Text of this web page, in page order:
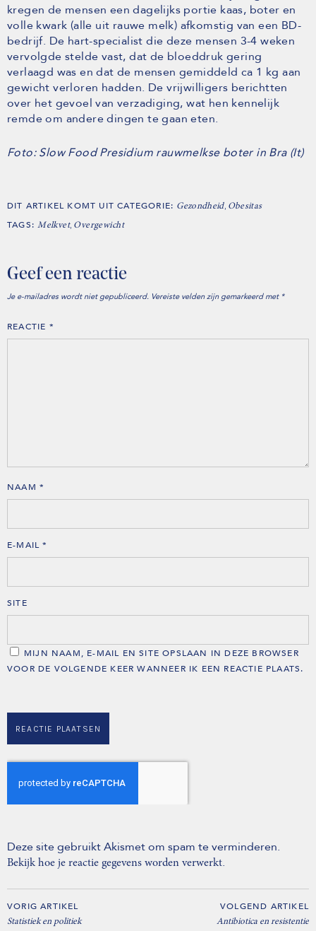
kregen de mensen een dagelijks portie kaas, boter en
volle kwark (alle uit rauwe melk) afkomstig van een BD-
bedrijf. De hart-specialist die deze mensen 3-4 weken
vervolgde stelde vast, dat de bloeddruk gering
verlaagd was en dat de mensen gemiddeld ca 1 kg aan
gewicht verloren hadden. De vrijwilligers berichtten
over het gevoel van verzadiging, wat hen kennelijk
remde om andere dingen te gaan eten.
Foto: Slow Food Presidium rauwmelkse boter in Bra (It)
DIT ARTIKEL KOMT UIT CATEGORIE: Gezondheid, Obesitas
TAGS:Melkvet, Overgewicht
Geef een reactie
Je e-mailadres wordt niet gepubliceerd. Vereiste velden zijn gemarkeerd met *
REACTIE *
NAAM *
E-MAIL*
SITE
MIJN NAAM, E-MAIL EN SITE OPSLAAN IN DEZE BROWSER
VOOR DE VOLGENDE KEER WANNEER IK EEN REACTIE PLAATS.
Deze site gebruikt Akismet om spam te verminderen.
Bekijk hoe je reactie gegevens worden verwerkt.
VORIG ARTIKEL
Statistiek en politiek
VOLGEND ARTIKEL
Antibiotica en resistentie